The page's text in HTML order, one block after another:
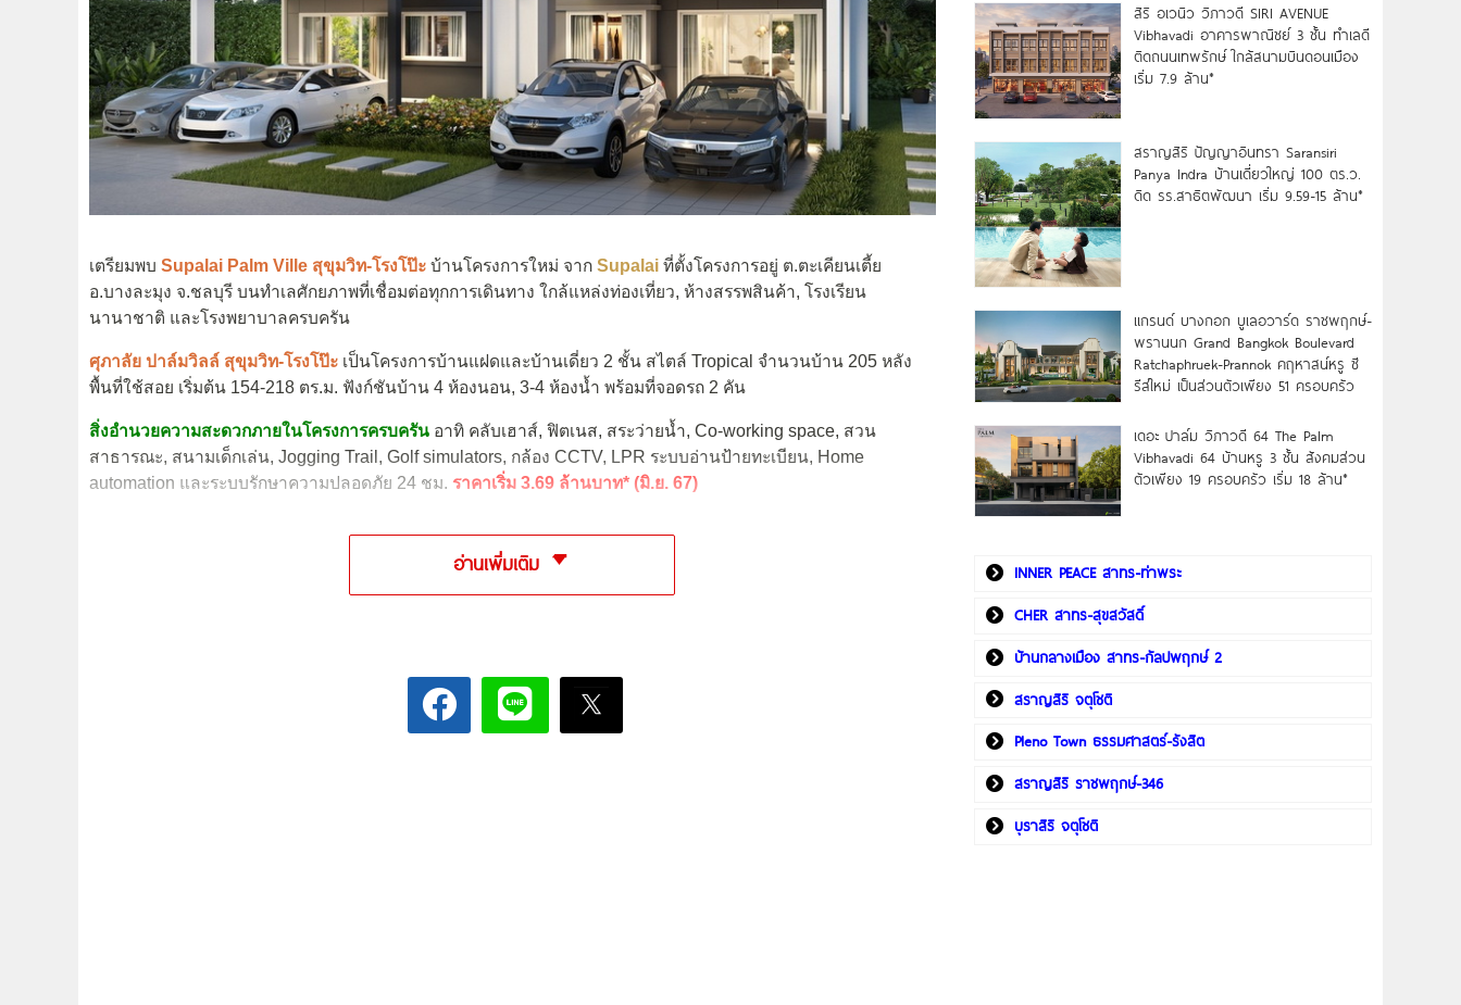
เตรียมพบ Supalai Palm Ville สุขุมวิท-โรงโป๊ะ บ้านโครงการใหม่ จาก Supalai ที่ตั้งโครงการอยู่ ต.ตะเคียนเตี้ย
อ.บางละมุง จ.ชลบุรี บนทำเลศักยภาพที่เชื่อมต่อทุกการเดินทาง ใกล้แหล่งท่องเที่ยว, ห้างสรรพสินค้า, โรงเรียน
นานาชาติ และโรงพยาบาลครบครัน
ศุภาลัย ปาล์มวิลล์ สุขุมวิท-โรงโป๊ะ เป็นโครงการบ้านแฝดและบ้านเดี่ยว 2 ชั้น สไตล์ Tropical จำนวนบ้าน 205 หลัง
พื้นที่ใช้สอย เริ่มต้น 154-218 ตร.ม. ฟังก์ชันบ้าน 4 ห้องนอน, 3-4 ห้องน้ำ พร้อมที่จอดรถ 2 คัน
สิ่งอำนวยความสะดวกภายในโครงการครบครัน อาทิ คลับเฮาส์, ฟิตเนส, สระว่ายน้ำ, Co-working space, สวน
สาธารณะ, สนามเด็กเล่น, Jogging Trail, Golf simulators, กล้อง CCTV, LPR ระบบอ่านป้ายทะเบียน, Home
automation และระบบรักษาความปลอดภัย 24 ชม. ราคาเริ่ม 3.69 ล้านบาท* (มิ.ย. 67)
อ่านเพิ่มเติม
สิริ อเวนิว วิภาวดี SIRI AVENUE
Vibhavadi อาคารพาณิชย์ 3 ชั้น ทำเลดี
ติดถนนเทพรักษ์ ใกล้สนามบินดอนเมือง
เริ่ม 7.9 ล้าน*
สราญสิริ ปัญญาอินทรา Saransiri
Panya Indra บ้านเดี่ยวใหญ่ 100 ตร.ว.
ดิด รร.สาธิตพัฒนา เริ่ม 9.59-15 ล้าน*
แกรนด์ บางกอก บูเลอวาร์ด ราชพฤกษ์-
พรานนก Grand Bangkok Boulevard
Ratchaphruek-Prannok คฤหาสน์หรู ซี
รีส์ใหม่ เป็นส่วนตัวเพียง 51 ครอบครัว
เดอะ ปาล์ม วิภาวดี 64 The Palm
Vibhavadi 64 บ้านหรู 3 ชั้น สังคมส่วน
ตัวเพียง 19 ครอบครัว เริ่ม 18 ล้าน*
INNER PEACE สาทร-ท่าพระ
CHER สาทร-สุขสวัสดิ์
บ้านกลางเมือง สาทร-กัลปพฤกษ์ 2
สราญสิริ จตุโชติ
Pleno Town ธรรมศาสตร์-รังสิต
สราญสิริ ราชพฤกษ์-346
บุราสิริ จตุโชติ